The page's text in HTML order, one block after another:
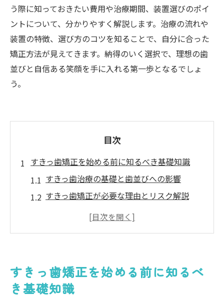
う際に知っておきたい費用や治療期間、装置選びのポイ
ントについて、分かりやすく解説します。治療の流れや
装置の特徴、選び方のコツを知ることで、自分に合った
矯正方法が見えてきます。納得のいく選択で、理想の歯
並びと自信ある笑顔を手に入れる第一歩となるでしょ
う。
目次
すきっ歯矯正を始める前に知るべき基礎知識
すきっ歯治療の基礎と歯並びへの影響
すきっ歯矯正が必要な理由とリスク解説
すきっ歯矯正で健康を守るためのポイント
矯正治療で理想の歯並びを目指す方法
すきっ歯矯正で理想の歯並びを実現する手
順
すきっ歯矯正を始める前に知るべ
き基礎知識